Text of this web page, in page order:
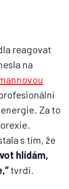
reagovat
na
Za to
s tím, že
hlídám,
tvrdí.